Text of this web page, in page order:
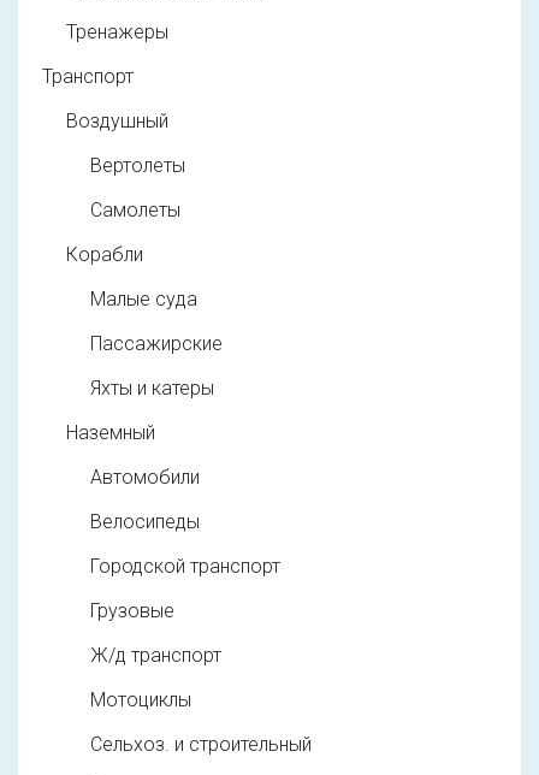
Тренажеры
Транспорт
Воздушный
Вертолеты
Самолеты
Корабли
Малые суда
Пассажирские
Яхты и катеры
Наземный
Автомобили
Велосипеды
Городской транспорт
Грузовые
Ж/д транспорт
Мотоциклы
Сельхоз. и строительный